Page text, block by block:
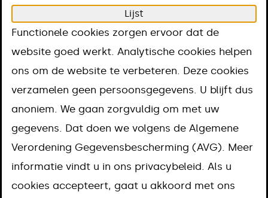
Home Regelen
Vergunningen en regels
Vergunning
Een groot evenement organiseren
Een groot
evenement
organiseren
Lijst
Functionele cookies zorgen ervoor dat de
website goed werkt. Analytische cookies helpen
ons om de website te verbeteren. Deze cookies
verzamelen geen persoonsgegevens. U blijft dus
anoniem. We gaan zorgvuldig om met uw
gegevens. Dat doen we volgens de Algemene
Verordening Gegevensbescherming (AVG). Meer
informatie vindt u in ons privacybeleid. Als u
cookies accepteert, gaat u akkoord met ons